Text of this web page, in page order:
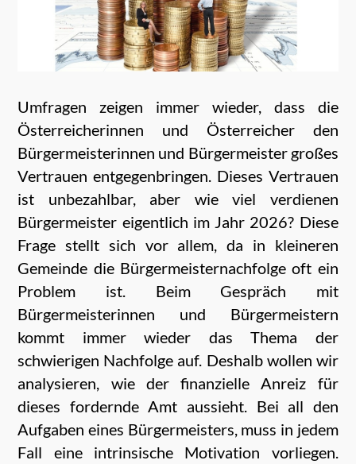
Umfragen zeigen immer wieder, dass die
Österreicherinnen und Österreicher den
Bürgermeisterinnen und Bürgermeister großes
Vertrauen entgegenbringen. Dieses Vertrauen
ist unbezahlbar, aber wie viel verdienen
Bürgermeister eigentlich im Jahr 2026? Diese
Frage stellt sich vor allem, da in kleineren
Gemeinde die Bürgermeisternachfolge oft ein
Problem ist. Beim Gespräch mit
Bürgermeisterinnen und Bürgermeistern
kommt immer wieder das Thema der
schwierigen Nachfolge auf. Deshalb wollen wir
analysieren, wie der finanzielle Anreiz für
dieses fordernde Amt aussieht. Bei all den
Aufgaben eines Bürgermeisters, muss in jedem
Fall eine intrinsische Motivation vorliegen.